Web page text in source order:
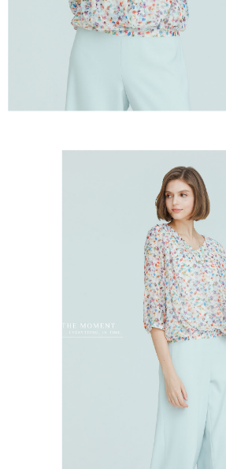
３．未成年的使用者請事先徵得法定代理人或監
「AFTEE先享後付」，若未經同意申辦者引起之
４．使用「AFTEE先享後付」時，將依據個別帳
時審查核予不同之上限額度；若仍有額度不足之
５．嚴禁一人註冊多個帳號或使用他人資訊註冊
恩沛科技股份有限公司將有權停止該用戶之使用